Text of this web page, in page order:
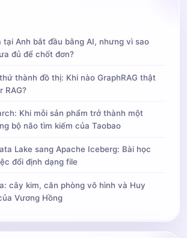
tại Anh bắt đầu bằng AI, nhưng vì sao
đủ để chốt đơn?
thành đồ thị: Khi nào GraphRAG thật
RAG?
Khi mỗi sản phẩm trở thành một
bộ não tìm kiếm của Taobao
Lake sang Apache Iceberg: Bài học
đổi định dạng file
cây kim, căn phòng vô hình và Huy
Vương Hồng